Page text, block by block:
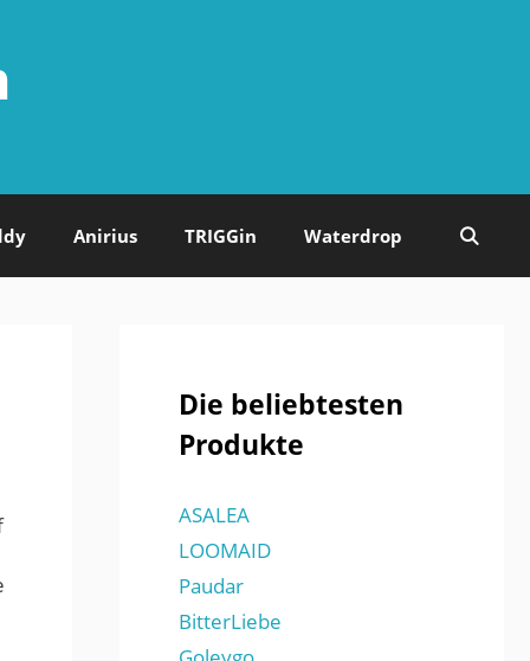
Anirius TRIGGin Waterdrop
Die beliebtesten
Produkte
ASALEA
LOOMAID
Paudar
BitterLiebe